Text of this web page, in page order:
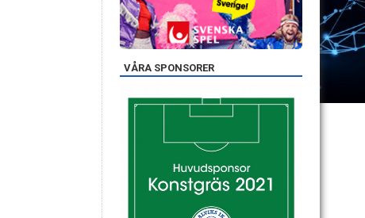
VÅRA SPONSORER